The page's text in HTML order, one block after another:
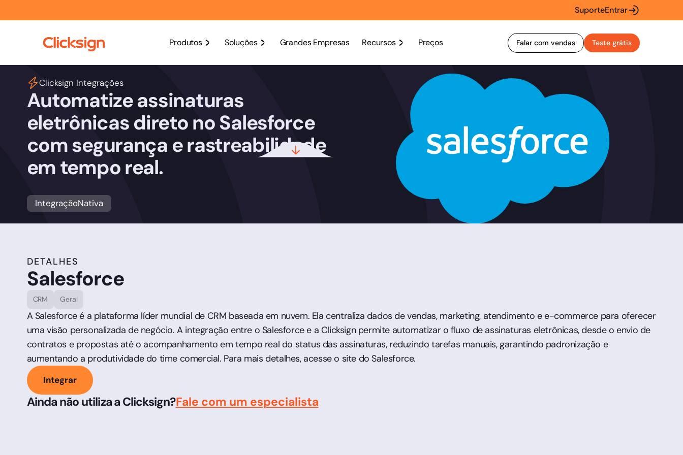
SuporteEntrar
Produtos Soluções Grandes Empresas Recursos Preços Falar com vendas Teste grátis
Clicksign Integrações
Automatize assinaturas
eletrônicas direto no Salesforce
com segurança e rastreabilidade
em tempo real.
IntegraçãoNativa
DETALHES
Salesforce
CRM Geral
A Salesforce é a plataforma líder mundial de CRM baseada em nuvem. Ela centraliza dados de vendas, marketing, atendimento e e-commerce para oferecer
uma visão personalizada de negócio. A integração entre o Salesforce e a Clicksign permite automatizar o fluxo de assinaturas eletrônicas, desde o envio de
contratos e propostas até o acompanhamento em tempo real do status das assinaturas, reduzindo tarefas manuais, garantindo padronização e
aumentando a produtividade do time comercial. Para mais detalhes, acesse o site do Salesforce.
Integrar
Ainda não utiliza a Clicksign?Fale com um especialista